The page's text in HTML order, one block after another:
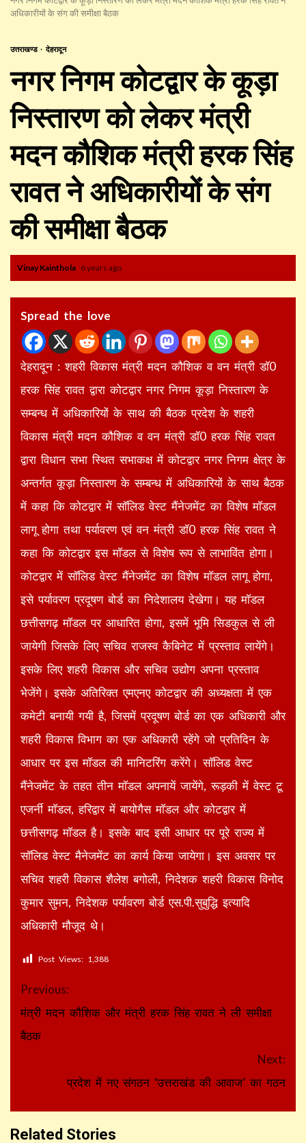
अधिकारीयों के संग की समीक्षा बैठक
उत्तराखण्ड देहरादून
नगर निगम कोटद्वार के कूड़ा
निस्तारण को लेकर मंत्री
मदन कौशिक मंत्री हरक सिंह
रावत ने अधिकारीयों के संग
की समीक्षा बैठक
Vinay Kainthola 6 years ago
Spread the love
देहरादून : शहरी विकास मंत्री मदन कौशिक व वन मंत्री डाॅ0
हरक सिंह रावत द्वारा कोटद्वार नगर निगम कूड़ा निस्तारण के
सम्बन्ध में अधिकारियों के साथ की बैठक प्रदेश के शहरी
विकास मंत्री मदन कौशिक व वन मंत्री डाॅ0 हरक सिंह रावत
द्वारा विधान सभा स्थित सभाकक्ष में कोटद्वार नगर निगम क्षेत्र के
अन्तर्गत कूड़ा निस्तारण के सम्बन्ध में अधिकारियों के साथ बैठक
में कहा कि कोटद्वार में साॅलिड वेस्ट मैंनेजमेंट का विशेष माॅडल
लागू होगा तथा पर्यावरण एवं वन मंत्री डाॅ0 हरक सिंह रावत ने
कहा कि कोटद्वार इस माॅडल से विशेष रूप से लाभाविंत होगा।
कोटद्वार में साॅलिड वेस्ट मैंनेजमेंट का विशेष माॅडल लागू होगा,
इसे पर्यावरण प्रदूषण बोर्ड का निदेशालय देखेगा। यह माॅडल
छत्तीसगढ़ माॅडल पर आधारित होगा, इसमें भूमि सिडकुल से ली
जायेगी जिसके लिए सचिव राजस्व कैबिनेट में प्रस्ताव लायेंगे।
इसके लिए शहरी विकास और सचिव उद्योग अपना प्रस्ताव
भेजेंगे। इसके अतिरिक्त एमएनए कोटद्वार की अध्यक्षता में एक
कमेटी बनायी गयी है, जिसमें प्रदूषण बोर्ड का एक अधिकारी और
शहरी विकास विभाग का एक अधिकारी रहेंगे जो प्रतिदिन के
आधार पर इस माॅडल की मानिटरिंग करेंगे। साॅलिड वेस्ट
मैंनेजमेंट के तहत तीन माॅडल अपनायें जायेंगे, रूड़की में वेस्ट टू
एजर्नी माॅडल, हरिद्वार में बायोगैस माॅडल और कोटद्वार में
छत्तीसगढ़ माॅडल है। इसके बाद इसी आधार पर पूरे राज्य में
साॅलिड वेस्ट मैनेजमेंट का कार्य किया जायेगा। इस अवसर पर
सचिव शहरी विकास शैलेश बगोली, निदेशक शहरी विकास विनोद
कुमार सुमन, निदेशक पर्यावरण बोर्ड एस.पी.सुबुद्धि इत्यादि
अधिकारी मौजूद थे।
Post Views: 1,388
Continue
Reading
Previous:
मंत्री मदन कौशिक और मंत्री हरक सिंह रावत ने ली समीक्षा
बैठक
Next:
प्रदेश में नए संगठन ‘उत्तराखंड की आवाज’ का गठन
Related Stories